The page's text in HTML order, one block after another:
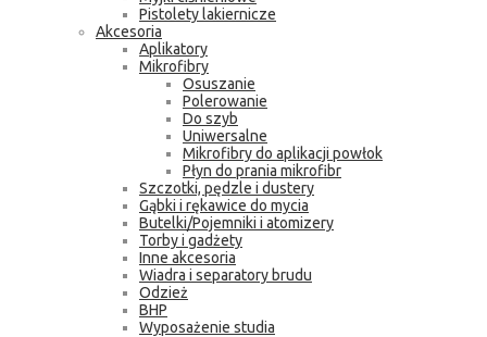
Pistolety lakiernicze
Akcesoria
Aplikatory
Mikrofibry
Osuszanie
Polerowanie
Do szyb
Uniwersalne
Mikrofibry do aplikacji powłok
Płyn do prania mikrofibr
Szczotki, pędzle i dustery
Gąbki i rękawice do mycia
Butelki/Pojemniki i atomizery
Torby i gadżety
Inne akcesoria
Wiadra i separatory brudu
Odzież
BHP
Wyposażenie studia